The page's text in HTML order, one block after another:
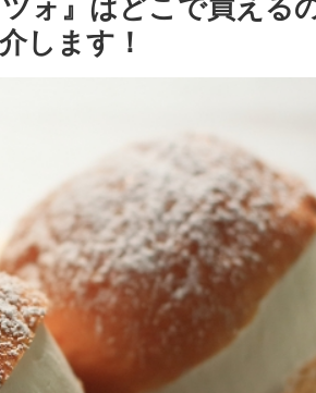
ォ』はどこで買える
します！